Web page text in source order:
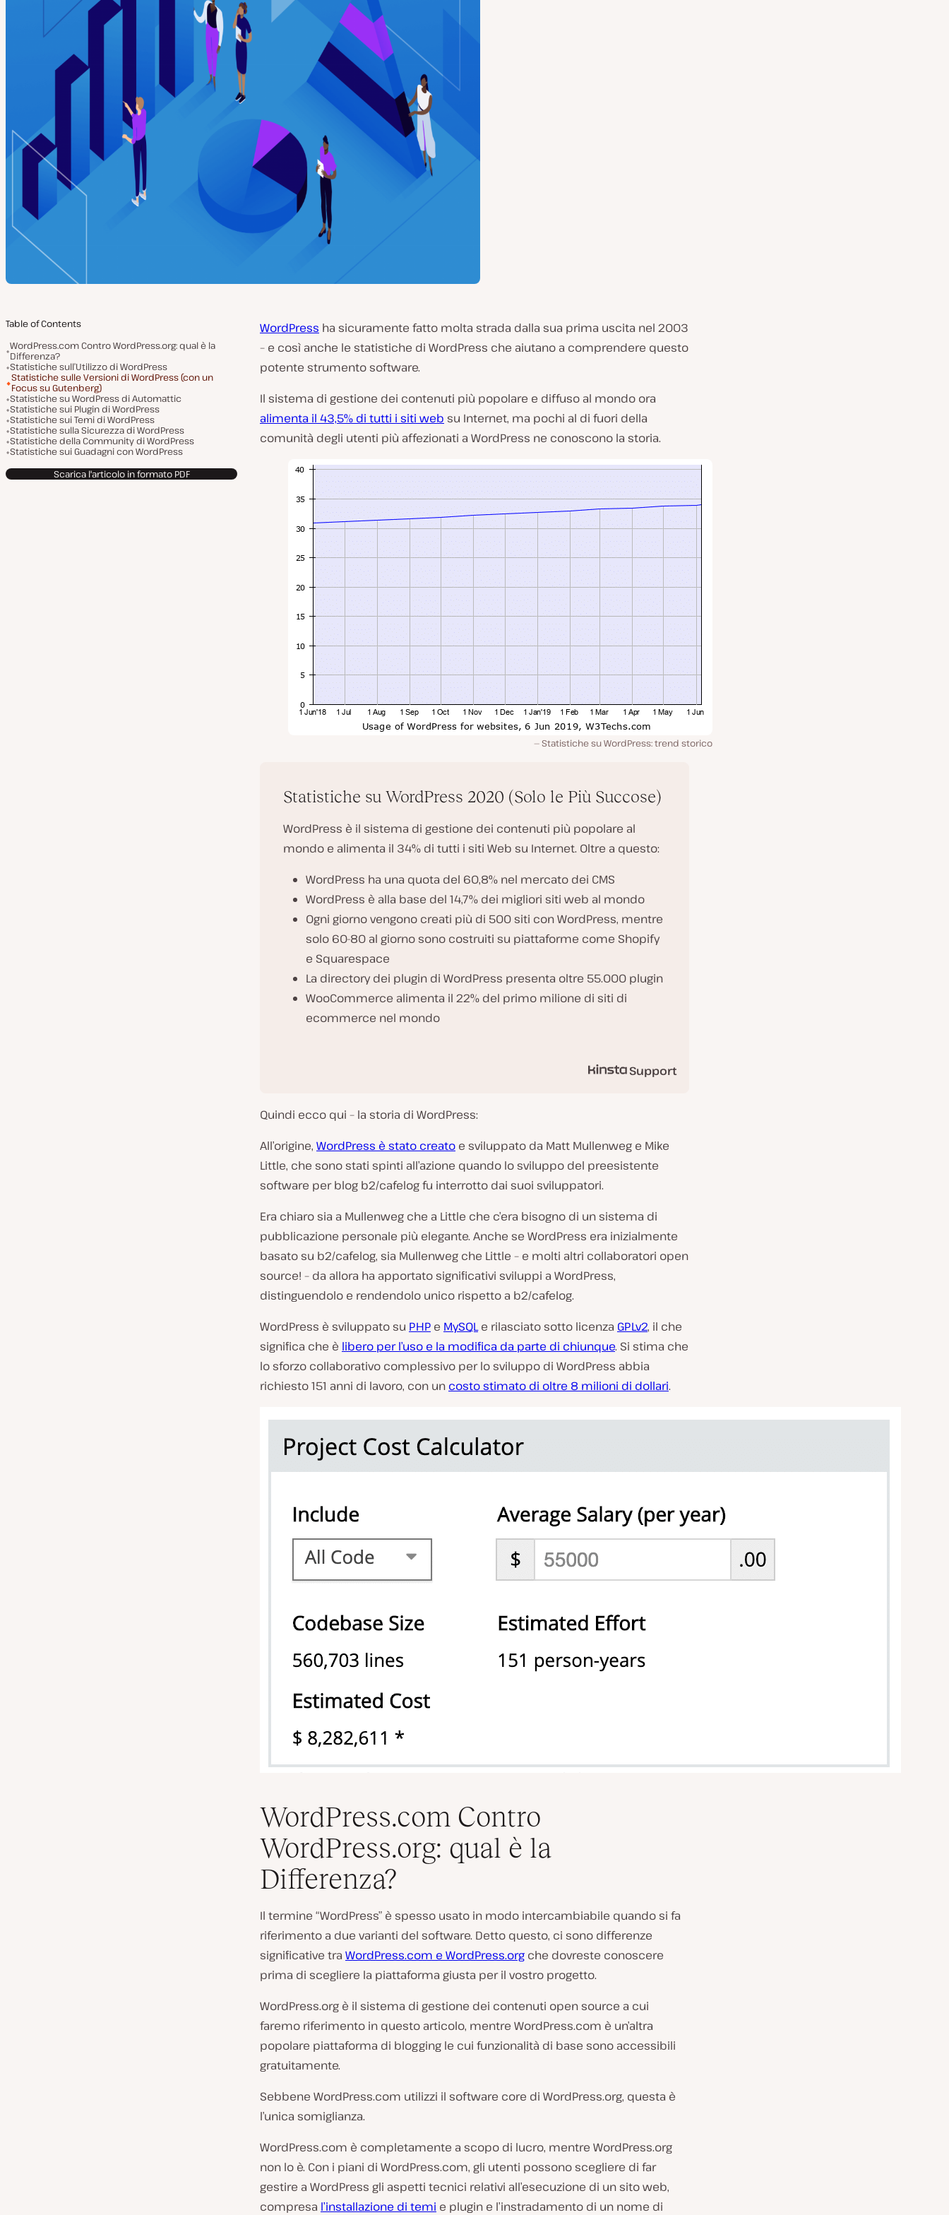
Table of Contents
WordPress.com Contro WordPress.org: qual è la
Differenza?
Statistiche sull’Utilizzo di WordPress
Statistiche sulle Versioni di WordPress (con un
Focus su Gutenberg)
Statistiche su WordPress di Automattic
Statistiche sui Plugin di WordPress
Statistiche sui Temi di WordPress
Statistiche sulla Sicurezza di WordPress
Statistiche della Community di WordPress
Statistiche sui Guadagni con WordPress
Scarica l'articolo in formato PDF
WordPress ha sicuramente fatto molta strada dalla sua prima uscita nel 2003
– e così anche le statistiche di WordPress che aiutano a comprendere questo
potente strumento software.
Il sistema di gestione dei contenuti più popolare e diffuso al mondo ora
alimenta il 43,5% di tutti i siti web su Internet, ma pochi al di fuori della
comunità degli utenti più affezionati a WordPress ne conoscono la storia.
Statistiche su WordPress: trend storico
Statistiche su WordPress 2020 (Solo le Più Succose)
WordPress è il sistema di gestione dei contenuti più popolare al
mondo e alimenta il 34% di tutti i siti Web su Internet. Oltre a questo:
WordPress ha una quota del 60,8% nel mercato dei CMS
WordPress è alla base del 14,7% dei migliori siti web al mondo
Ogni giorno vengono creati più di 500 siti con WordPress, mentre
solo 60-80 al giorno sono costruiti su piattaforme come Shopify
e Squarespace
La directory dei plugin di WordPress presenta oltre 55.000 plugin
WooCommerce alimenta il 22% del primo milione di siti di
ecommerce nel mondo
Support
Quindi ecco qui – la storia di WordPress:
All’origine, WordPress è stato creato e sviluppato da Matt Mullenweg e Mike
Little, che sono stati spinti all’azione quando lo sviluppo del preesistente
software per blog b2/cafelog fu interrotto dai suoi sviluppatori.
Era chiaro sia a Mullenweg che a Little che c’era bisogno di un sistema di
pubblicazione personale più elegante. Anche se WordPress era inizialmente
basato su b2/cafelog, sia Mullenweg che Little – e molti altri collaboratori open
source! – da allora ha apportato significativi sviluppi a WordPress,
distinguendolo e rendendolo unico rispetto a b2/cafelog.
WordPress è sviluppato su PHP e MySQLe rilasciato sotto licenza GPLv2, il che
significa che è libero per l’uso e la modifica da parte di chiunque. Si stima che
lo sforzo collaborativo complessivo per lo sviluppo di WordPress abbia
richiesto 151 anni di lavoro, con un costo stimato di oltre 8 milioni di dollari.
WordPress.com Contro
WordPress.org: qual è la
Differenza?
Il termine “WordPress” è spesso usato in modo intercambiabile quando si fa
riferimento a due varianti del software. Detto questo, ci sono differenze
significative tra WordPress.com e WordPress.org che dovreste conoscere
prima di scegliere la piattaforma giusta per il vostro progetto.
WordPress.org è il sistema di gestione dei contenuti open source a cui
faremo riferimento in questo articolo, mentre WordPress.com è un’altra
popolare piattaforma di blogging le cui funzionalità di base sono accessibili
gratuitamente.
Sebbene WordPress.com utilizzi il software core di WordPress.org, questa è
l’unica somiglianza.
WordPress.com è completamente a scopo di lucro, mentre WordPress.org
non lo è. Con i piani di WordPress.com, gli utenti possono scegliere di far
gestire a WordPress gli aspetti tecnici relativi all’esecuzione di un sito web,
compresa l’installazione di temi e plugin e l’instradamento di un nome di